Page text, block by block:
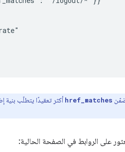
href_matches أكثر تعقيدًا يتطلّب بنية